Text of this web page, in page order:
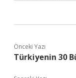
Önceki Yazı
Türkiyenin 30